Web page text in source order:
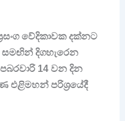
වේදිකාවක දක්නට
සමඟින් දිගහැරෙන
14 වන දින
එළිමහන් පරිශ්‍රයේදී